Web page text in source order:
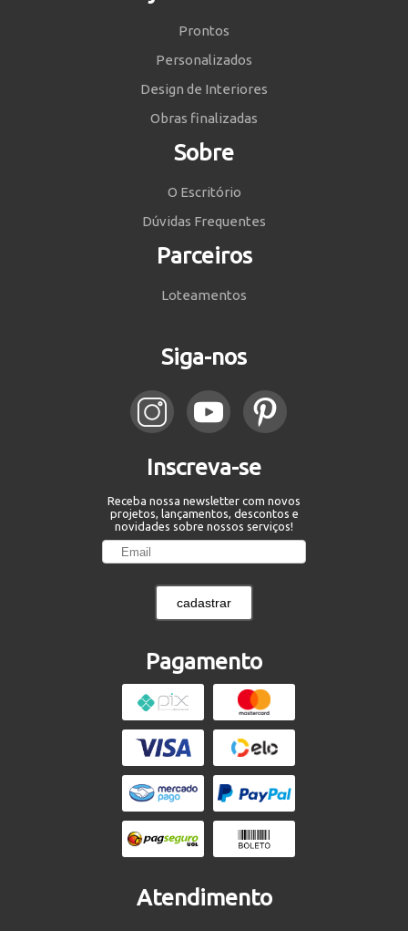
Prontos
Personalizados
Design de Interiores
Obras finalizadas
Sobre
O Escritório
Dúvidas Frequentes
Parceiros
Loteamentos
Siga-nos
Inscreva-se
Receba nossa newsletter com novos
projetos, lançamentos, descontos e
novidades sobre nossos serviços!
cadastrar
Pagamento
Atendimento